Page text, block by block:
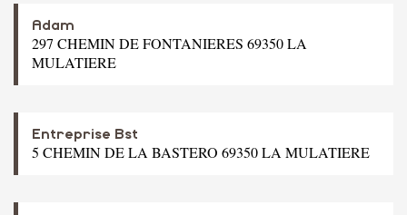
Adam
297 CHEMIN DE FONTANIERES 69350 LA
MULATIERE
Entreprise Bst
5 CHEMIN DE LA BASTERO 69350 LA MULATIERE